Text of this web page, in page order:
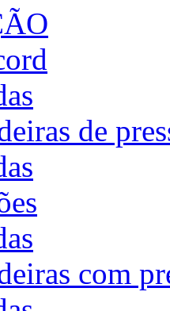
de
com